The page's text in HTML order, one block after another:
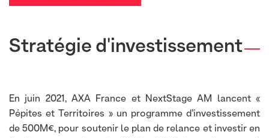
Stratégie d'investissement
En juin 2021, AXA France et NextStage AM lancent «
Pépites et Territoires » un programme d’investissement
de 500M€, pour soutenir le plan de relance et investir en